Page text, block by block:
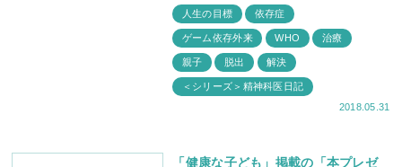
人生の目標 依存症
ゲーム依存外来 WHO 治療
親子 脱出 解決
＜シリーズ＞精神科医日記
2018.05.31
「健康な子ども」掲載の「本プレゼ